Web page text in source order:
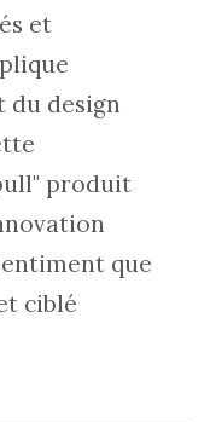
et
du design
produit
que
ciblé